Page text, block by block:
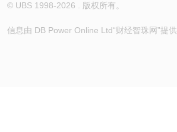
© UBS 1998-2026 . 版权所有。
信息由 DB Power Online Ltd“财经智珠网”提供